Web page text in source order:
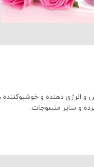
انرژی دهنده و خوشبوکننده
و سایر منسوجات.